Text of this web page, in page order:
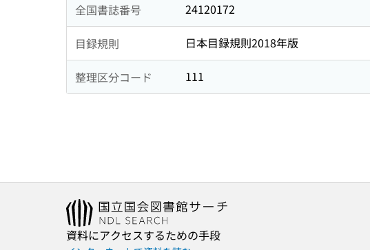
全国書誌番号 24120172
目録規則 日本目録規則2018年版
整理区分コード 111
資料にアクセスするための手段